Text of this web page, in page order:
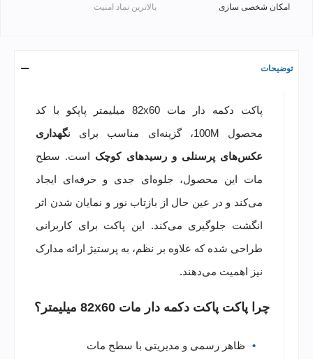
امکان شخصی سازی بالاترین نماد امنیت
توضیحات
پاکت دکمه دار مات 82x60 میلیمتر پاپکو با کد
محصول 100M، گزینه‌ای مناسب برای ن
گهداری
عکس‌های پرسنلی و رسیدهای کوچک است. سطح
مات این محصول، جلوه‌ای جدی و حرفه‌ای ایجاد
می‌کند و در عین حال از بازتاب نور و نمایان شدن اثر
انگشت جلوگیری می‌کند. این پاکت برای کاربرانی
طراحی شده که علاوه بر نظم، به پرستیژ ارائه مدارک
نیز اهمیت می‌دهند.
چرا پاکت پاکت دکمه دار مات 82x60 میلیمتر؟
ظاهر رسمی و مدیریتی با سطح مات